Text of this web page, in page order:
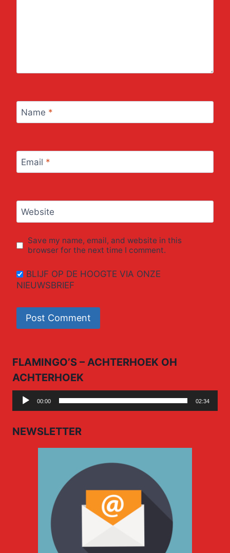
Name *
Email *
Website
Save my name, email, and website in this
browser for the next time I comment.
BLIJF OP DE HOOGTE VIA ONZE
NIEUWSBRIEF
FLAMINGO’S – ACHTERHOEK OH
ACHTERHOEK
Audio
Player
00:00 02:34
NEWSLETTER